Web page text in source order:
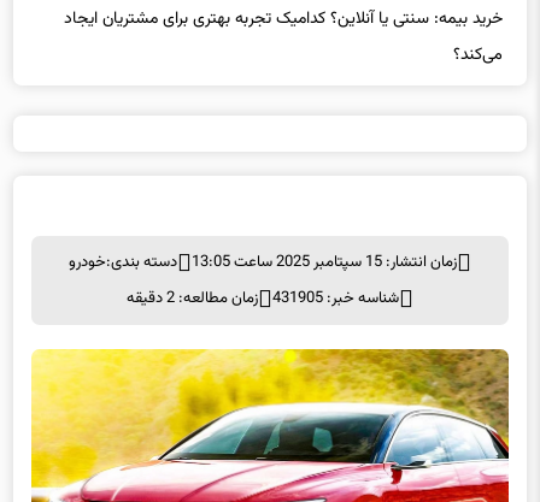
خرید بیمه: سنتی یا آنلاین؟ کدامیک تجربه بهتری برای مشتریان ایجاد
می‌کند؟
زمان انتشار: 15 سپتامبر 2025 ساعت 13:05 دسته بندی:خودرو
شناسه خبر: 431905
زمان مطالعه: 2 دقیقه